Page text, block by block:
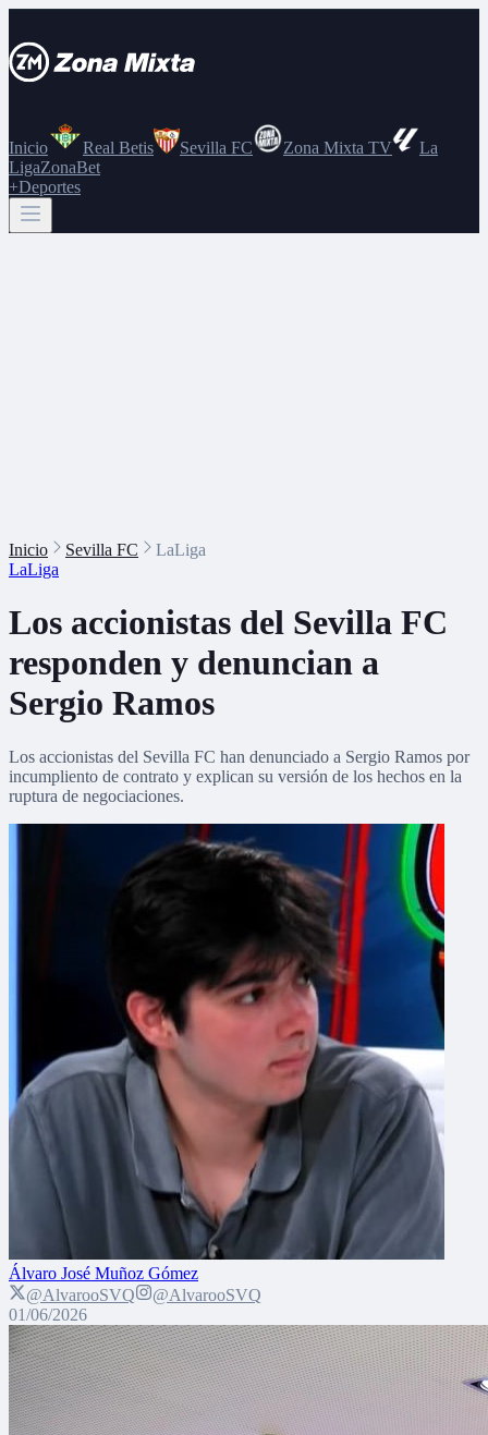
Inicio Real Betis Sevilla FC Zona Mixta TV
La
LigaZonaBet
+Deportes
Inicio Sevilla FC
LaLiga
LaLiga
Los accionistas del Sevilla FC
responden y denuncian a
Sergio Ramos
Los accionistas del Sevilla FC han denunciado a Sergio Ramos por
incumpliento de contrato y explican su versión de los hechos en la
ruptura de negociaciones.
Álvaro José Muñoz Gómez
@AlvarooSVQ
@AlvarooSVQ
01/06/2026